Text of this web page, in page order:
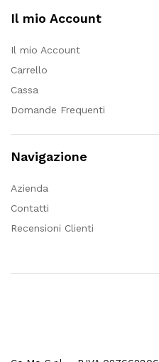
Il mio Account
Il mio Account
Carrello
Cassa
Domande Frequenti
Navigazione
Azienda
Contatti
Recensioni Clienti